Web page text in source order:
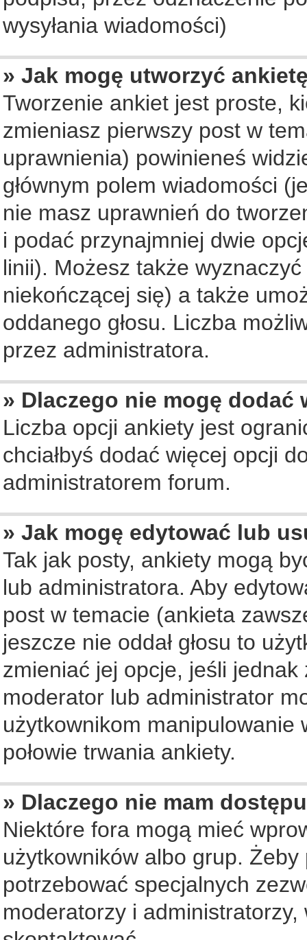
wysyłania wiadomości)
» Jak mogę utworzyć
Tworzenie ankiet jest proste,
zmieniasz pierwszy post w
uprawnienia) powinieneś
głównym polem wiadomości
nie masz uprawnień do
i podać przynajmniej dwie
linii). Możesz także
niekończącej się) a także
oddanego głosu. Liczba
przez administratora.
» Dlaczego nie mogę
Liczba opcji ankiety jest
chciałbyś dodać więcej opcji
administratorem forum.
» Jak mogę edytować lub
Tak jak posty, ankiety mogą
lub administratora. Aby
post w temacie (ankieta
jeszcze nie oddał głosu to
zmieniać jej opcje, jeśli jednak
moderator lub administrator
użytkownikom
połowie trwania ankiety.
» Dlaczego nie mam
Niektóre fora mogą mieć
użytkowników albo grup.
potrzebować specjalnych
moderatorzy i